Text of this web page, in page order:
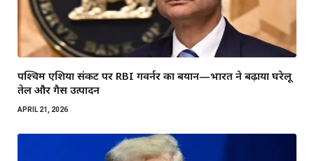
पश्चिम एशिया संकट पर RBI गवर्नर का बयान—भारत ने बढ़ाया घरेलू
तेल और गैस उत्पादन
APRIL 21, 2026